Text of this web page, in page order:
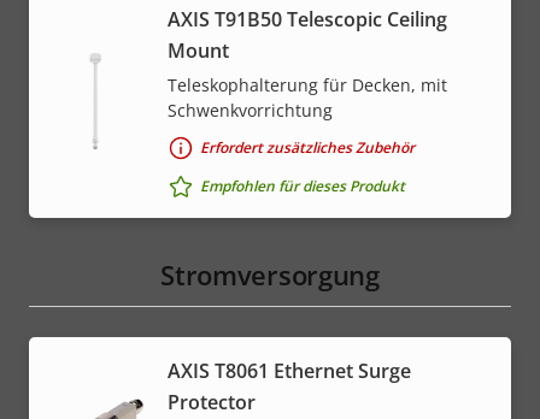
AXIS T91B50 Telescopic Ceiling
Mount
Teleskophalterung für Decken, mit
Schwenkvorrichtung
Erfordert zusätzliches Zubehör
Empfohlen für dieses Produkt
Stromversorgung
AXIS T8061 Ethernet Surge
Protector